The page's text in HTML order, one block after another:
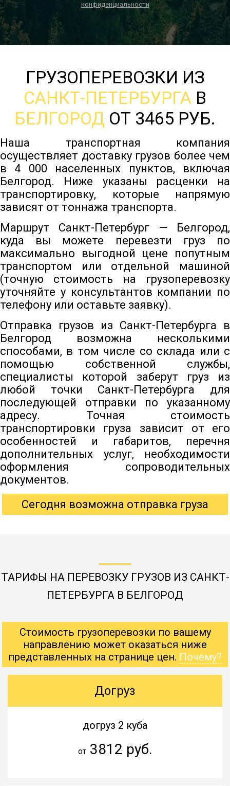
конфиденциальности
ГРУЗОПЕРЕВОЗКИ ИЗ
САНКТ-ПЕТЕРБУРГА В
БЕЛГОРОД ОТ 3465 РУБ.
Наша транспортная компания
осуществляет доставку грузов более чем
в 4 000 населенных пунктов, включая
Белгород. Ниже указаны расценки на
транспортировку, которые напрямую
зависят от тоннажа транспорта.
Маршрут Санкт-Петербург — Белгород,
куда вы можете перевезти груз по
максимально выгодной цене попутным
транспортом или отдельной машиной
(точную стоимость на грузоперевозку
уточняйте у консультантов компании по
телефону или оставьте заявку).
Отправка грузов из Санкт-Петербурга в
Белгород возможна несколькими
способами, в том числе со склада или с
помощью собственной службы,
специалисты которой заберут груз из
любой точки Санкт-Петербурга для
последующей отправки по указанному
адресу. Точная стоимость
транспортировки груза зависит от его
особенностей и габаритов, перечня
дополнительных услуг, необходимости
оформления сопроводительных
документов.
Сегодня возможна отправка груза
ТАРИФЫ НА ПЕРЕВОЗКУ ГРУЗОВ ИЗ САНКТ-
ПЕТЕРБУРГА В БЕЛГОРОД
Стоимость грузоперевозки по вашему
направлению может оказаться ниже
представленных на странице цен. Почему?
Догруз
догруз 2 куба
от3812 руб.